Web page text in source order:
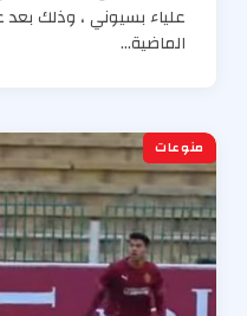
علياء بسيوني ، وذلك بعد
الماضية…
منوعات